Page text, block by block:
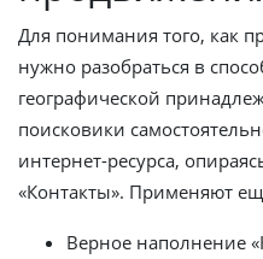
Для понимания того, как
нужно разобраться в
географической
поисковики
интернет-ресурса,
«Контакты». Применяют
Верное наполнение